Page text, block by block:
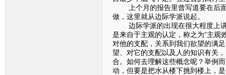
上个月的报告里曾写道要在后面
做，这里就从边际学派说起。
边际学派的出现在很大程度上讲
是来自于主观的认定，称之为“主观
对他的支配，关系到我们欲望的满
望、对它的支配以及人的知识有关
合。如何去理解这些概念呢？举例
动，但要是把水从楼下挑到楼上，